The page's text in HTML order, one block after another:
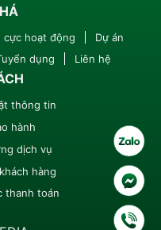
cực hoạt động
Dự án
dụng Liên hệ
thông tin
hành
dịch vụ
hàng
thanh toán